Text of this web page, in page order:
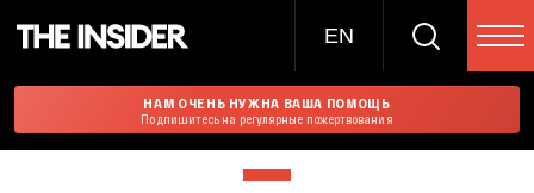
EN
НАМ ОЧЕНЬ НУЖНА ВАША ПОМОЩЬ
Подпишитесь на регулярные пожертвования